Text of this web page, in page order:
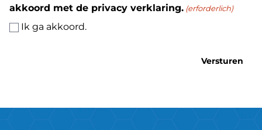
akkoord met de privacy verklaring. (erforderlich)
Ik ga akkoord.